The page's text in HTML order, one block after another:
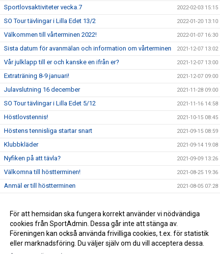
Sportlovsaktiviteter vecka.7 2022-02-03 15:15
SO Tour tävlingar i Lilla Edet 13/2 2022-01-20 13:10
Välkommen till vårterminen 2022! 2022-01-07 16:30
Sista datum för avanmälan och information om vårterminen 2021-12-07 13:02
Vår julklapp till er och kanske en ifrån er? 2021-12-07 13:00
Extraträning 8-9 januari! 2021-12-07 09:00
Julavslutning 16 december 2021-11-28 09:00
SO Tour tävlingar i Lilla Edet 5/12 2021-11-16 14:58
Höstlovstennis! 2021-10-15 08:45
Höstens tennisliga startar snart 2021-09-15 08:59
Klubbkläder 2021-09-14 19:08
Nyfiken på att tävla? 2021-09-09 13:26
Välkomna till höstterminen! 2021-08-25 19:36
Anmäl er till höstterminen 2021-08-05 07:28
Välkommen till vår nya hemsida! 2021-07-09 09:10
Pensionärserbjudande 2021-05-25 11:08
För att hemsidan ska fungera korrekt använder vi nödvändiga
cookies från SportAdmin. Dessa går inte att stänga av.
Föreningen kan också använda frivilliga cookies, t.ex. för statistik
eller marknadsföring. Du väljer själv om du vill acceptera dessa.